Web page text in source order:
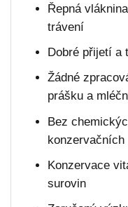
Řepná
trávení
Dobré přijetí a
Žádné
prášku a
Bez
konzervačních
Konzervace
surovin